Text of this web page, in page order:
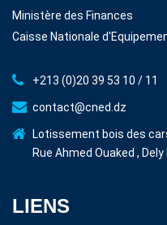
Ministère des Finances
Caisse Nationale
+213 (0)20 39 53 10 / 11
contact@cned.dz
Lotissement bois des
Rue Ahmed Ouaked ,
LIENS